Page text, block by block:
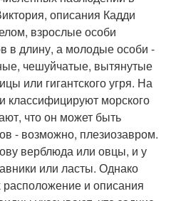
описания Кадди
взрослые особи
в длину, а молодые особи -
чешуйчатые, вытянутые
или гигантского угря. На
классифицируют морского
что он может быть
- возможно, плезиозавром.
верблюда или овцы, и у
или ласты. Однако
расположение и описания